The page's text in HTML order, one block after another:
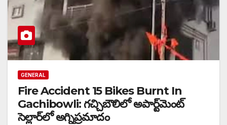
GENERAL
Fire Accident 15 Bikes Burnt In
Gachibowli: గచ్చిబౌలిలో అపార్ట్‌మెంట్
సెల్లార్‌లో అగ్నిప్రమాదం